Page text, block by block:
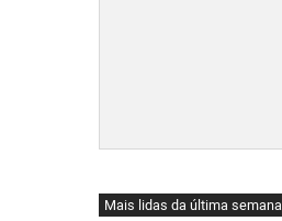
Mais lidas da última semana